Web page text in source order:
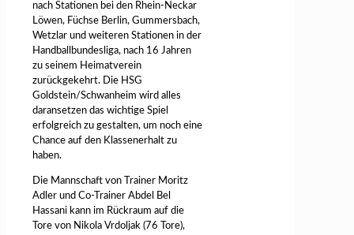
nach Stationen bei den Rhein-Neckar
Löwen, Füchse Berlin, Gummersbach,
Wetzlar und weiteren Stationen in der
Handballbundesliga, nach 16 Jahren
zu seinem Heimatverein
zurückgekehrt. Die HSG
Goldstein/Schwanheim wird alles
daransetzen das wichtige Spiel
erfolgreich zu gestalten, um noch eine
Chance auf den Klassenerhalt zu
haben.
Die Mannschaft von Trainer Moritz
Adler und Co-Trainer Abdel Bel
Hassani kann im Rückraum auf die
Tore von Nikola Vrdoljak (76 Tore),